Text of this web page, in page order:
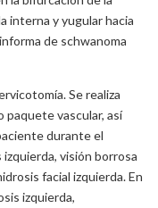
interna y yugular hacia
de schwanoma
Se realiza
paquete vascular, así
durante el
visión borrosa
facial izquierda. En
izquierda,